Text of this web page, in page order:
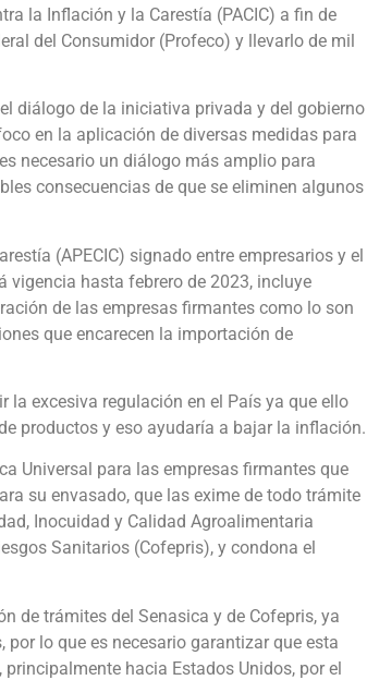
la Inflación y la Carestía (PACIC) a fin de
del Consumidor (Profeco) y llevarlo de mil
diálogo de la iniciativa privada y del gobierno
en la aplicación de diversas medidas para
necesario un diálogo más amplio para
consecuencias de que se eliminen algunos
(APECIC) signado entre empresarios y el
vigencia hasta febrero de 2023, incluye
de las empresas firmantes como lo son
que encarecen la importación de
la excesiva regulación en el País ya que ello
productos y eso ayudaría a bajar la inflación.
Universal para las empresas firmantes que
su envasado, que las exime de todo trámite
Inocuidad y Calidad Agroalimentaria
Sanitarios (Cofepris), y condona el
de trámites del Senasica y de Cofepris, ya
lo que es necesario garantizar que esta
hacia Estados Unidos, por el